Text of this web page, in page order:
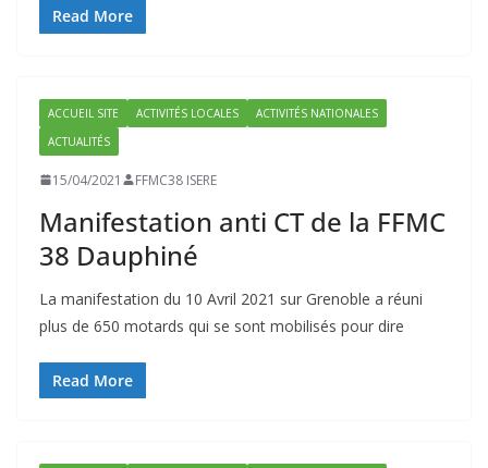
Read More
ACCUEIL SITE ACTIVITÉS LOCALES
ACTIVITÉS NATIONALES
ACTUALITÉS
15/04/2021 FFMC38 ISERE
Manifestation anti CT de la FFMC
38 Dauphiné
La manifestation du 10 Avril 2021 sur Grenoble a réuni
plus de 650 motards qui se sont mobilisés pour dire
Read More